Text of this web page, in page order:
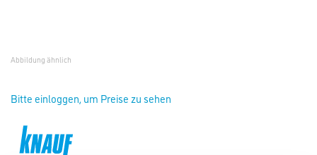
Abbildung ähnlich
Bitte einloggen, um Preise zu sehen